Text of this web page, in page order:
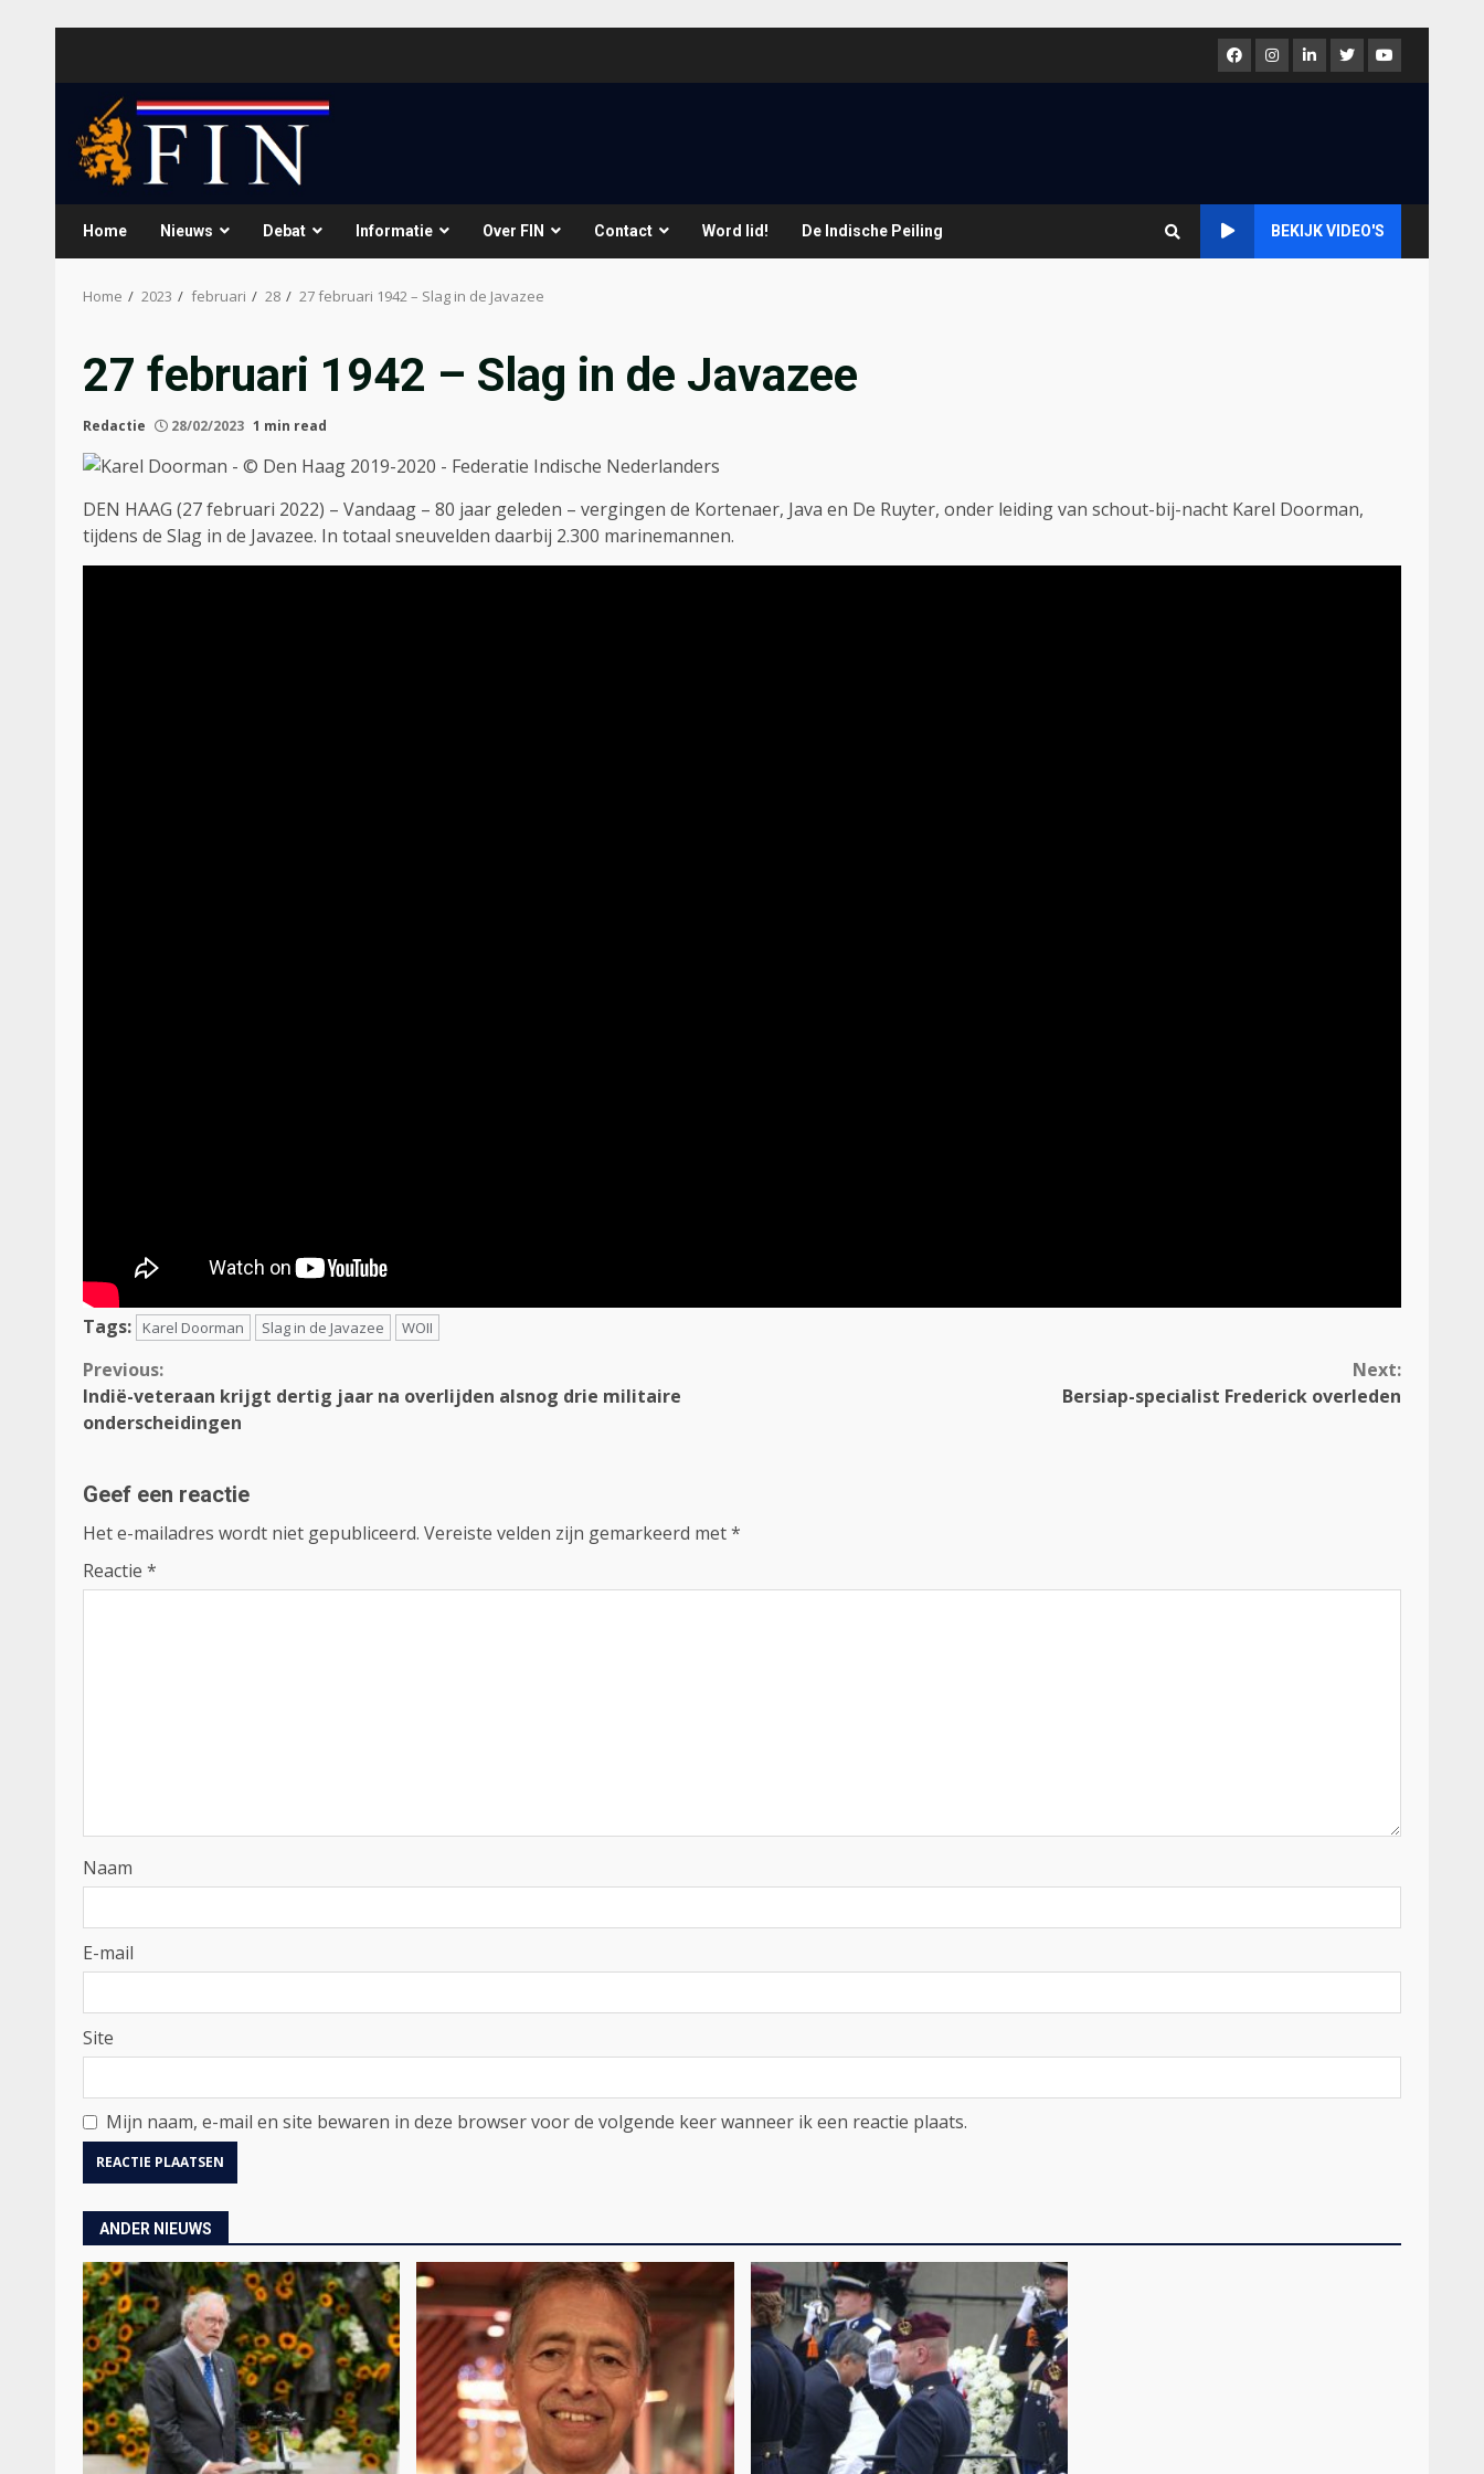
FacebookInstagram
LinkedInTwitterYoutube
Home Nieuws Debat Informatie Over FIN Contact Word lid! De Indische Peiling BEKIJK VIDEO'S
Home 2023 februari 28 27 februari 1942 – Slag in de Javazee
27 februari 1942 – Slag in de Javazee
Redactie 28/02/2023 1 min read
DEN HAAG (27 februari 2022) – Vandaag – 80 jaar geleden – vergingen de Kortenaer, Java en De Ruyter, onder leiding van schout-bij-nacht Karel Doorman,
tijdens de Slag in de Javazee. In totaal sneuvelden daarbij 2.300 marinemannen.
Tags: Karel Doorman Slag in de Javazee WOII
Continue
Reading
Previous:
Indië-veteraan krijgt dertig jaar na overlijden alsnog drie militaire
onderscheidingen
Next:
Bersiap-specialist Frederick overleden
Geef een reactie
Het e-mailadres wordt niet gepubliceerd. Vereiste velden zijn gemarkeerd met*
Reactie *
Naam
E-mail
Site
Mijn naam, e-mail en site bewaren in deze browser voor de volgende keer wanneer ik een reactie plaats.
ANDER NIEUWS